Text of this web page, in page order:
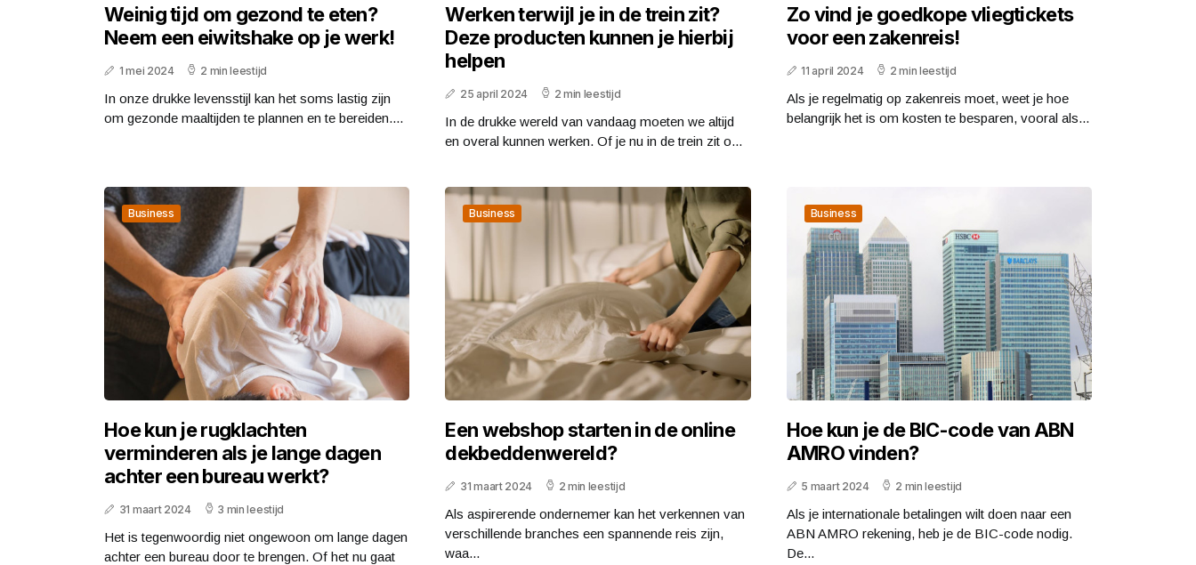
Weinig tijd om gezond te eten?
Neem een eiwitshake op je werk!
1 mei 2024 2 min leestijd
In onze drukke levensstijl kan het soms lastig zijn
om gezonde maaltijden te plannen en te bereiden....
Werken terwijl je in de trein zit?
Deze producten kunnen je hierbij
helpen
25 april 2024 2 min leestijd
In de drukke wereld van vandaag moeten we altijd
en overal kunnen werken. Of je nu in de trein zit o...
Zo vind je goedkope vliegtickets
voor een zakenreis!
11 april 2024 2 min leestijd
Als je regelmatig op zakenreis moet, weet je hoe
belangrijk het is om kosten te besparen, vooral als...
Business
Hoe kun je rugklachten
verminderen als je lange dagen
achter een bureau werkt?
31 maart 2024 3 min leestijd
Het is tegenwoordig niet ongewoon om lange dagen
achter een bureau door te brengen. Of het nu gaat
Business
Een webshop starten in de online
dekbeddenwereld?
31 maart 2024 2 min leestijd
Als aspirerende ondernemer kan het verkennen van
verschillende branches een spannende reis zijn,
waa...
Business
Hoe kun je de BIC-code van ABN
AMRO vinden?
5 maart 2024 2 min leestijd
Als je internationale betalingen wilt doen naar een
ABN AMRO rekening, heb je de BIC-code nodig.
De...